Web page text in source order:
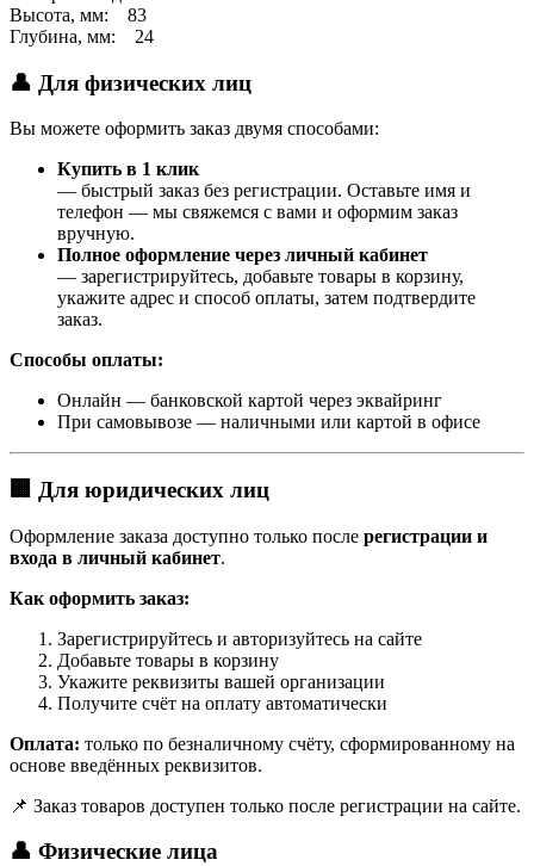
Высота, мм: 83
Глубина, мм: 24
👤 Для физических лиц
Вы можете оформить заказ двумя способами:
Купить в 1 клик
— быстрый заказ без регистрации. Оставьте имя и
телефон — мы свяжемся с вами и оформим заказ
вручную.
Полное оформление через личный кабинет
— зарегистрируйтесь, добавьте товары в корзину,
укажите адрес и способ оплаты, затем подтвердите
заказ.
Способы оплаты:
Онлайн — банковской картой через эквайринг
При самовывозе — наличными или картой в офисе
🏢 Для юридических лиц
Оформление заказа доступно только после регистрации и
входа в личный кабинет.
Как оформить заказ:
Зарегистрируйтесь и авторизуйтесь на сайте
Добавьте товары в корзину
Укажите реквизиты вашей организации
Получите счёт на оплату автоматически
Оплата: только по безналичному счёту, сформированному на
основе введённых реквизитов.
📌 Заказ товаров доступен только после регистрации на сайте.
👤 Физические лица